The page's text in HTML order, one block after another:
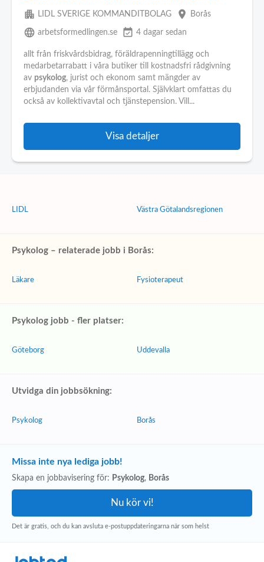
apartment LIDL SVERIGE KOMMANDITBOLAG place Borås
language arbetsformedlingen.se event_available 4 dagar sedan
allt från friskvårdsbidrag, föräldrapenningtillägg och
medarbetarrabatt i våra butiker till kostnadsfri rådgivning
av psykolog, jurist och ekonom samt mängder av
erbjudanden via vår förmånsportal. Självklart omfattas du
också av kollektivavtal och tjänstepension. Vill...
Visa detaljer
LIDL Västra Götalandsregionen
Psykolog – relaterade jobb i Borås:
Läkare Fysioterapeut
Psykolog jobb - fler platser:
Göteborg Uddevalla
Utvidga din jobbsökning:
Psykolog Borås
Missa inte nya lediga jobb!
Skapa en jobbavisering för: Psykolog, Borås
Det är gratis, och du kan avsluta e-postuppdateringarna när som helst